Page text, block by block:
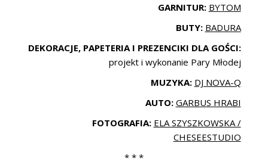
GARNITUR: BYTOM
BUTY: BADURA
DEKORACJE, PAPETERIA I PREZENCIKI DLA GOŚCI:
projekt i wykonanie Pary Młodej
MUZYKA: DJ NOVA-Q
AUTO: GARBUS HRABI
FOTOGRAFIA: ELA SZYSZKOWSKA /
CHESEESTUDIO
* * *